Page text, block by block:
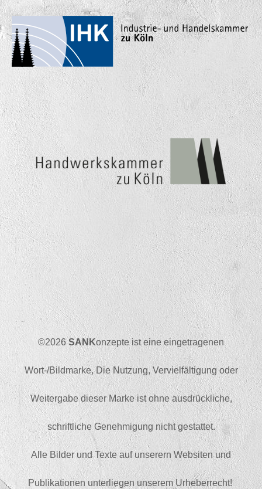
©2026SANKonzepte ist eine eingetragenen
Wort-/Bildmarke, Die Nutzung, Vervielfältigung oder
Weitergabe dieser Marke ist ohne ausdrückliche,
schriftliche Genehmigung nicht gestattet.
Alle Bilder und Texte auf unserern Websiten und
Publikationen unterliegen unserem Urheberrecht!